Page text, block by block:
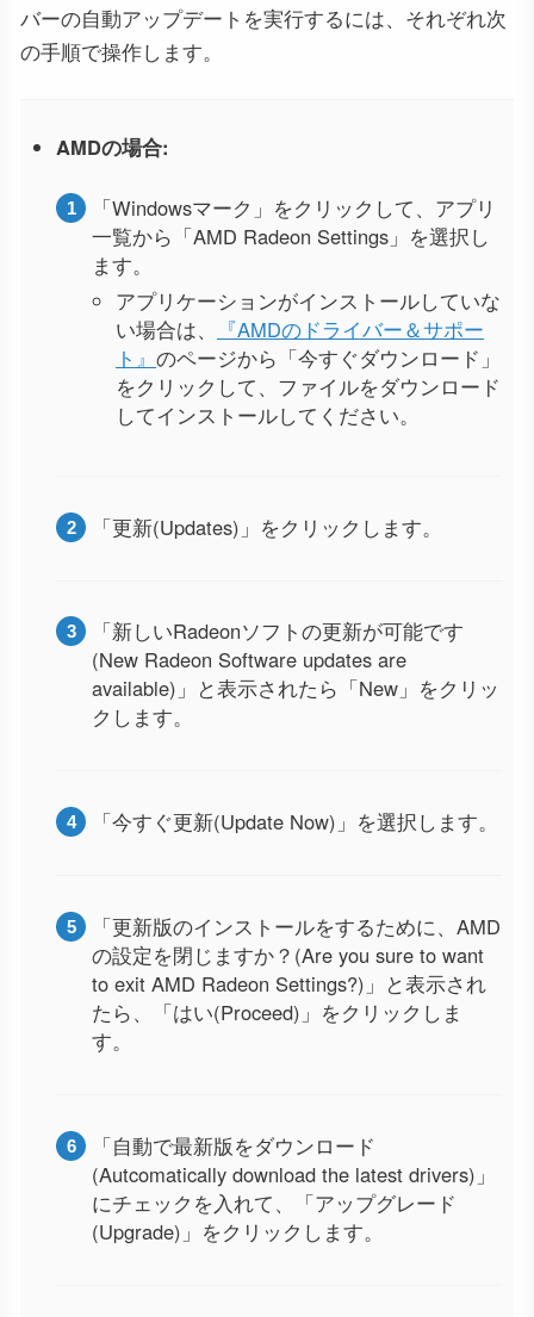
バーの自動アップデートを実行するには、それぞれ次
の手順で操作します。
AMDの場合:
「Windowsマーク」をクリックして、アプリ
一覧から「AMD Radeon Settings」を選択し
ます。
アプリケーションがインストールしていな
い場合は、
『AMDのドライバー＆サポー
ト』 のページから「今すぐダウンロード」
をクリックして、ファイルをダウンロード
してインストールしてください。
「更新(Updates)」をクリックします。
「新しいRadeonソフトの更新が可能です
(New Radeon Software updates are
available)」と表示されたら「New」をクリッ
クします。
「今すぐ更新(Update Now)」を選択します。
「更新版のインストールをするために、AMD
の設定を閉じますか？(Are you sure to want
to exit AMD Radeon Settings?)」と表示され
たら、「はい(Proceed)」をクリックしま
す。
「自動で最新版をダウンロード
(Autcomatically download the latest drivers)」
にチェックを入れて、「アップグレード
(Upgrade)」をクリックします。